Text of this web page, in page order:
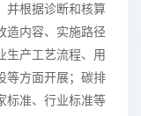
并根据诊断和核算
造内容、实施路径
生产工艺流程、用
等方面开展；碳排
标准、行业标准等